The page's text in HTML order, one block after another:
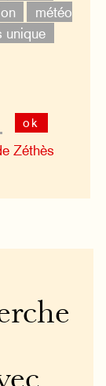
météo
unique
ok
Zéthès